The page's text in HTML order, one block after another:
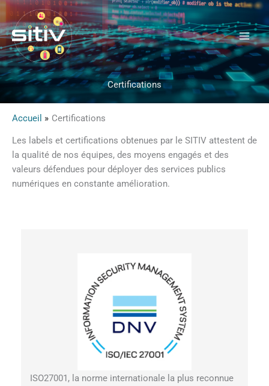
Aller
au
contenu
Certifications
Accueil Certifications
Les labels et certifications obtenues par le SITIV attestent de
la qualité de nos équipes, des moyens engagés et des
valeurs défendues pour déployer des services publics
numériques en constante amélioration.
ISO27001, la norme internationale la plus reconnue